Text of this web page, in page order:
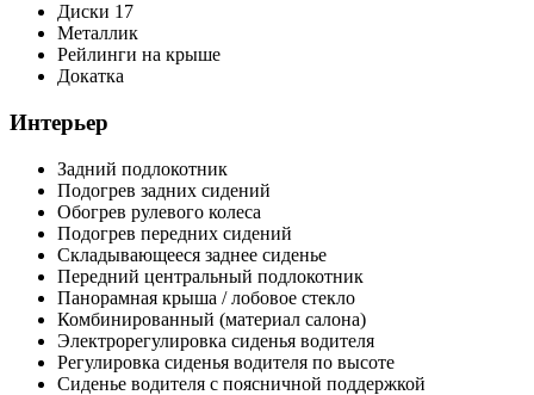
Диски 17
Металлик
Рейлинги на крыше
Докатка
Интерьер
Задний подлокотник
Подогрев задних сидений
Обогрев рулевого колеса
Подогрев передних сидений
Складывающееся заднее сиденье
Передний центральный подлокотник
Панорамная крыша / лобовое стекло
Комбинированный (материал салона)
Электрорегулировка сиденья водителя
Регулировка сиденья водителя по высоте
Сиденье водителя с поясничной поддержкой